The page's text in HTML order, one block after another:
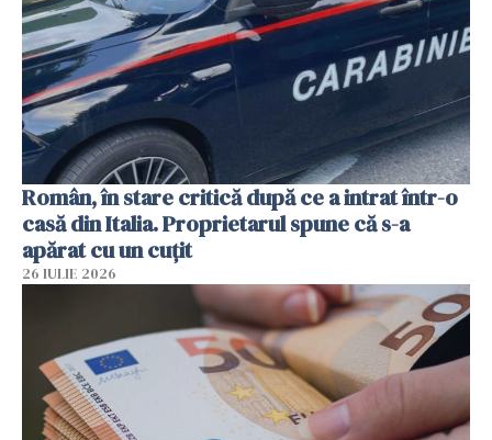
Român, în stare critică după ce a intrat într-o
casă din Italia. Proprietarul spune că s-a
apărat cu un cuțit
26 IULIE 2026